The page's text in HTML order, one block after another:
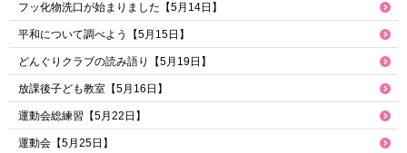
フッ化物洗口が始まりました【5月14日】
平和について調べよう【5月15日】
どんぐりクラブの読み語り【5月19日】
放課後子ども教室【5月16日】
運動会総練習【5月22日】
運動会【5月25日】